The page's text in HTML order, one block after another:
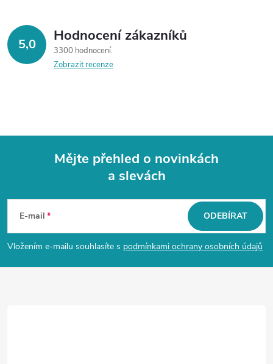
5,0 Hodnocení zákazníků
3300 hodnocení
Zobrazit recenze
p
a
Mějte přehled o novinkách
a slevách
E-mail
Vložením e-mailu souhlasíte s podmínkami ochrany osobních údajů
ODEBÍRAT